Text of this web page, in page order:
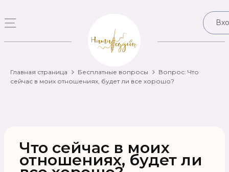
Главная страница Бесплатные вопросы
Вопрос: Что
сейчас в моих отношениях, будет ли все хорошо?
Что сейчас в моих
отношениях, будет ли